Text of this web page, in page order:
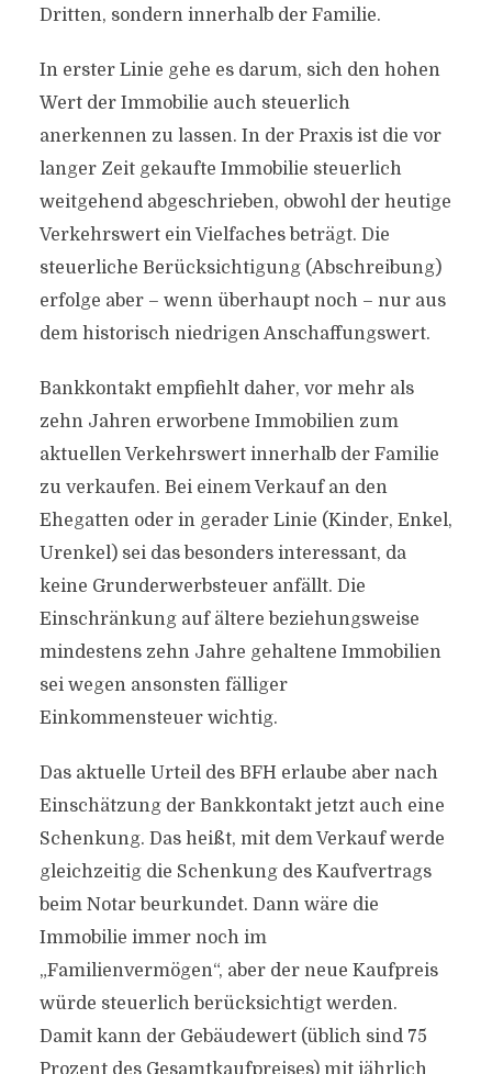
Dritten, sondern innerhalb der Familie.
In erster Linie gehe es darum, sich den hohen
Wert der Immobilie auch steuerlich
anerkennen zu lassen. In der Praxis ist die vor
langer Zeit gekaufte Immobilie steuerlich
weitgehend abgeschrieben, obwohl der heutige
Verkehrswert ein Vielfaches beträgt. Die
steuerliche Berücksichtigung (Abschreibung)
erfolge aber – wenn überhaupt noch – nur aus
dem historisch niedrigen Anschaffungswert.
Bankkontakt empfiehlt daher, vor mehr als
zehn Jahren erworbene Immobilien zum
aktuellen Verkehrswert innerhalb der Familie
zu verkaufen. Bei einem Verkauf an den
Ehegatten oder in gerader Linie (Kinder, Enkel,
Urenkel) sei das besonders interessant, da
keine Grunderwerbsteuer anfällt. Die
Einschränkung auf ältere beziehungsweise
mindestens zehn Jahre gehaltene Immobilien
sei wegen ansonsten fälliger
Einkommensteuer wichtig.
Das aktuelle Urteil des BFH erlaube aber nach
Einschätzung der Bankkontakt jetzt auch eine
Schenkung. Das heißt, mit dem Verkauf werde
gleichzeitig die Schenkung des Kaufvertrags
beim Notar beurkundet. Dann wäre die
Immobilie immer noch im
„Familienvermögen“, aber der neue Kaufpreis
würde steuerlich berücksichtigt werden.
Damit kann der Gebäudewert (üblich sind 75
Prozent des Gesamtkaufpreises) mit jährlich